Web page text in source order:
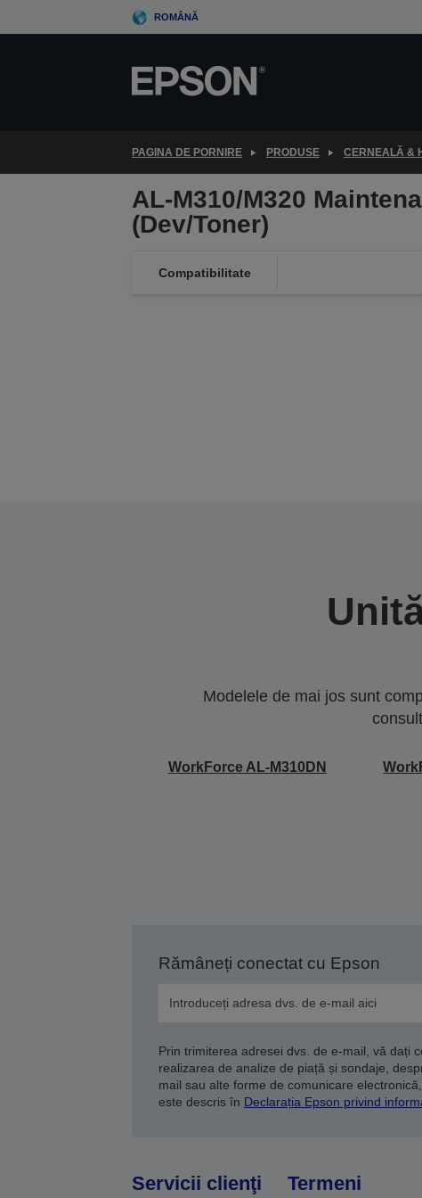
to
ROMÂNĂ
PAGINA DE PORNIRE PRODUSE CERNEALĂ &
AL-M310/M320
(Dev/Toner)
Compatibilitate
Modelele de mai jos sunt
WorkForce AL-M310DN
Rămâneți conectat cu Epson
Prin trimiterea adresei dvs. de e-mail, vă dați
realizarea de analize de piață și sondaje,
mail sau alte forme de comunicare
este descris în Declarația Epson privind
Servicii clienţi Termeni